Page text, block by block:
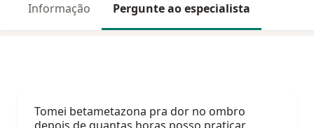
Informação Pergunte ao especialista
Tomei betametazona pra dor no ombro